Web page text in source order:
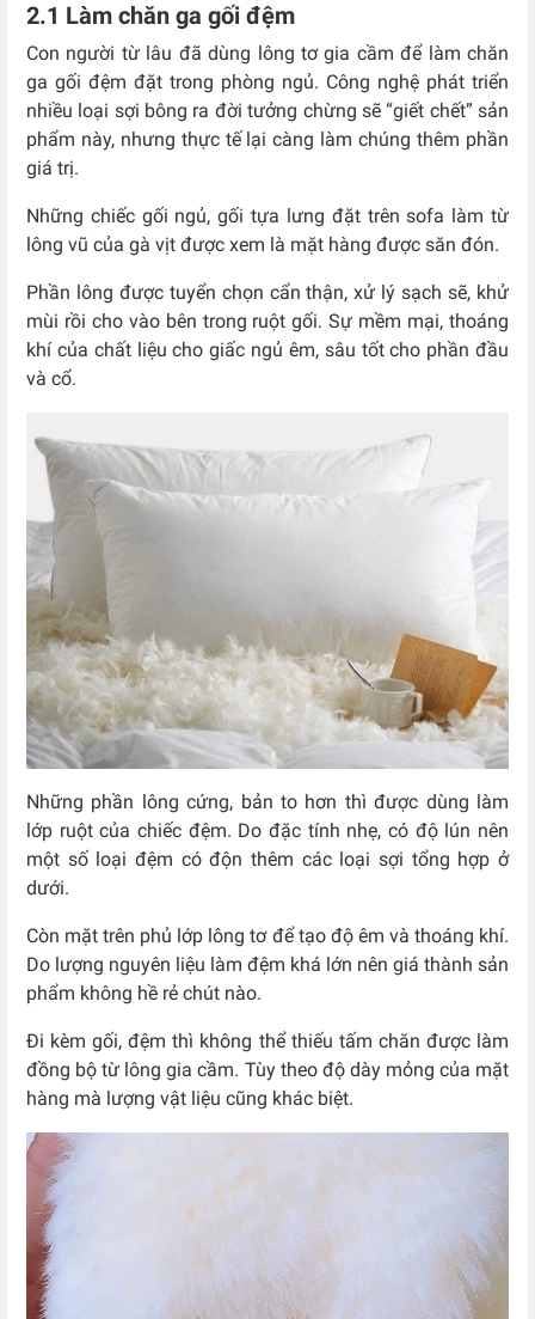
2.1 Làm chăn ga gối đệm
Con người từ lâu đã dùng lông tơ gia cầm để làm chăn
ga gối đệm đặt trong phòng ngủ. Công nghệ phát triển
nhiều loại sợi bông ra đời tưởng chừng sẽ “giết chết” sản
phẩm này, nhưng thực tế lại càng làm chúng thêm phần
giá trị.
Những chiếc gối ngủ, gối tựa lưng đặt trên sofa làm từ
lông vũ của gà vịt được xem là mặt hàng được săn đón.
Phần lông được tuyển chọn cẩn thận, xử lý sạch sẽ, khử
mùi rồi cho vào bên trong ruột gối. Sự mềm mại, thoáng
khí của chất liệu cho giấc ngủ êm, sâu tốt cho phần đầu
và cổ.
Những phần lông cứng, bản to hơn thì được dùng làm
lớp ruột của chiếc đệm. Do đặc tính nhẹ, có độ lún nên
một số loại đệm có độn thêm các loại sợi tổng hợp ở
dưới.
Còn mặt trên phủ lớp lông tơ để tạo độ êm và thoáng khí.
Do lượng nguyên liệu làm đệm khá lớn nên giá thành sản
phẩm không hề rẻ chút nào.
Đi kèm gối, đệm thì không thể thiếu tấm chăn được làm
đồng bộ từ lông gia cầm. Tùy theo độ dày mỏng của mặt
hàng mà lượng vật liệu cũng khác biệt.